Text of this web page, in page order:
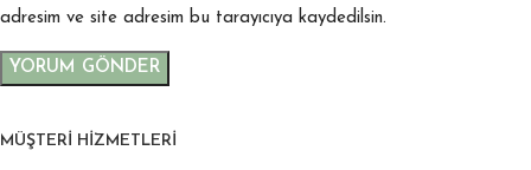
adresim ve site adresim bu tarayıcıya kaydedilsin.
MÜŞTERI HIZMETLERI